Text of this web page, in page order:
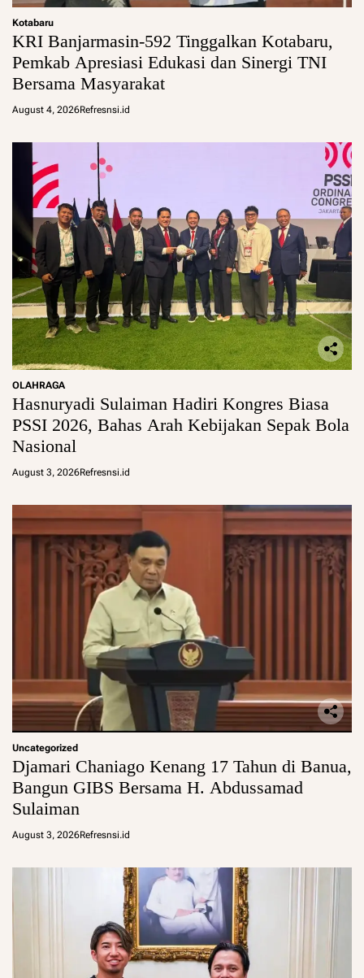
Kotabaru
KRI Banjarmasin-592 Tinggalkan Kotabaru,
Pemkab Apresiasi Edukasi dan Sinergi TNI
Bersama Masyarakat
August 4, 2026Refresnsi.id
OLAHRAGA
Hasnuryadi Sulaiman Hadiri Kongres Biasa
PSSI 2026, Bahas Arah Kebijakan Sepak Bola
Nasional
August 3, 2026Refresnsi.id
Uncategorized
Djamari Chaniago Kenang 17 Tahun di Banua,
Bangun GIBS Bersama H. Abdussamad
Sulaiman
August 3, 2026Refresnsi.id